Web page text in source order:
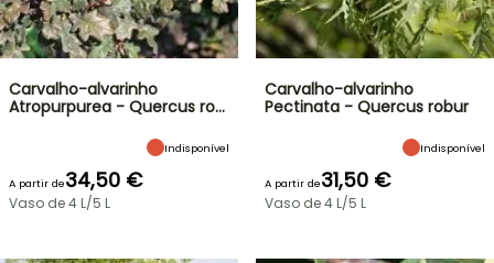
Carvalho-alvarinho
Atropurpurea - Quercus ro…
Indisponível
A partir de34,50 €
Vaso de 4 L/5 L
Carvalho-alvarinho
Pectinata - Quercus robur
Indisponível
A partir de31,50 €
Vaso de 4 L/5 L